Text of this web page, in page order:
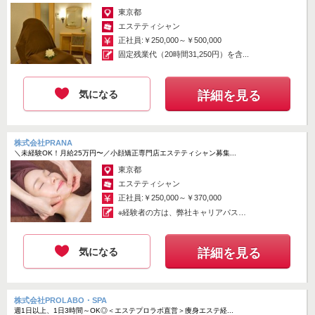
東京都
エステティシャン
正社員:￥250,000～￥500,000
固定残業代（20時間31,250円）を含...
気になる 詳細を見る
株式会社PRANA
＼未経験OK！月給25万円〜／小顔矯正専門店エステティシャン募集...
東京都
エステティシャン
正社員:￥250,000～￥370,000
気になる 詳細を見る
株式会社PROLABO・SPA
週1日以上、1日3時間～OK◎＜エステプロラボ直営＞痩身エステ経...